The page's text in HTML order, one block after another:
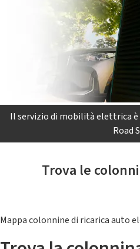
Il servizio di mobilità elettrica
Road
Trova le
Mappa colonnine di ricarica auto